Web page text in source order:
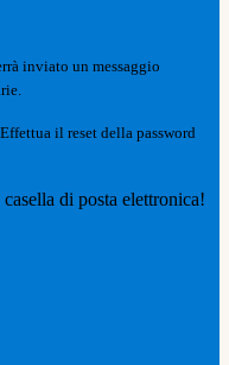
inviato un messaggio
il reset della password
di posta elettronica!